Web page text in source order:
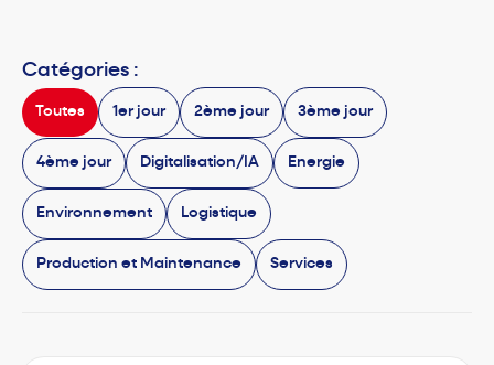
Catégories :
Toutes 1er jour 2ème jour 3ème jour
4ème jour Digitalisation/IA Energie
Environnement Logistique
Production et Maintenance Services